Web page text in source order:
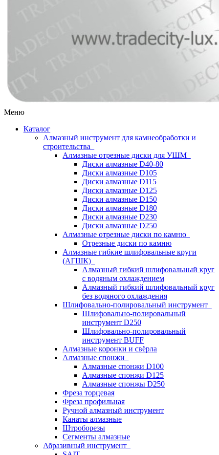
Меню
Каталог
Алмазный инструмент для камнеобработки и
строительства
Алмазные отрезные диски для УШМ
Диски алмазные D40-80
Диски алмазные D105
Диски алмазные D115
Диски алмазные D125
Диски алмазные D150
Диски алмазные D180
Диски алмазные D230
Диски алмазные D250
Алмазные отрезные диски по камню
Отрезные диски по камню
Алмазные гибкие шлифовальные круги
(АГШК)
Алмазный гибкий шлифовальный круг
с водяным охлаждением
Алмазный гибкий шлифовальный круг
без водяного охлаждения
Шлифовально-полировальный инструмент
Шлифовально-полировальный
инструмент D250
Шлифовально-полировальный
инструмент BUFF
Алмазные коронки и свёрла
Алмазные спонжи
Алмазные спонжи D100
Алмазные спонжи D125
Алмазные спонжы D250
Фреза торцевая
Фреза профильная
Ручной алмазный инструмент
Канаты алмазные
Штроборезы
Сегменты алмазные
Абразивный инструмент